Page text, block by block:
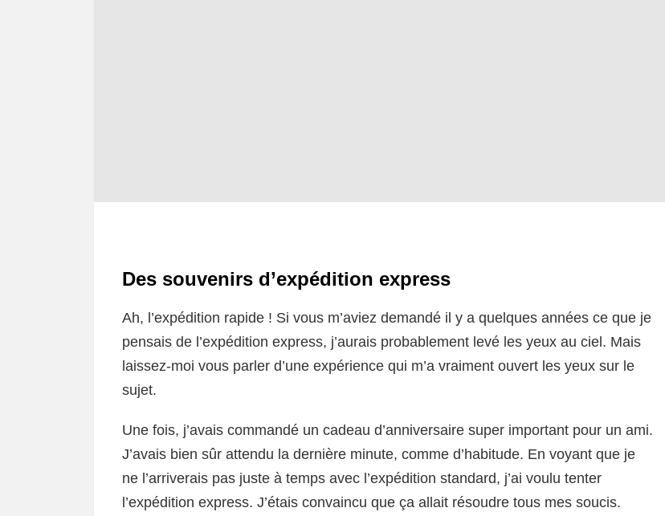
Des souvenirs d’expédition express
Ah, l’expédition rapide ! Si vous m’aviez demandé il y a quelques années ce que je
pensais de l’expédition express, j’aurais probablement levé les yeux au ciel. Mais
laissez-moi vous parler d’une expérience qui m’a vraiment ouvert les yeux sur le
sujet.
Une fois, j’avais commandé un cadeau d’anniversaire super important pour un ami.
J’avais bien sûr attendu la dernière minute, comme d’habitude. En voyant que je
ne l’arriverais pas juste à temps avec l’expédition standard, j’ai voulu tenter
l’expédition express. J’étais convaincu que ça allait résoudre tous mes soucis.